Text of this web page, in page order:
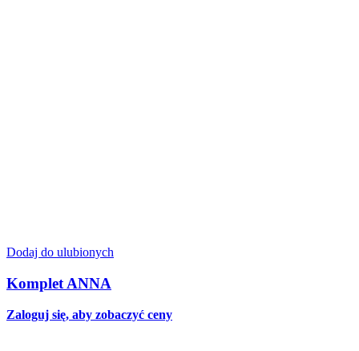
Dodaj do ulubionych
Komplet ANNA
Zaloguj się, aby zobaczyć ceny